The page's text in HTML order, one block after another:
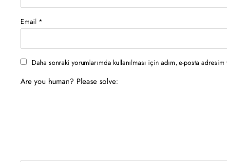
Email *
Daha sonraki yorumlarımda kullanılması için adım, e-posta
Are you human? Please solve: